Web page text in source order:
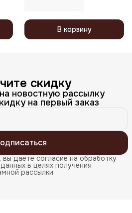
В корзину
скидку
новостную рассылку
на первый заказ
даете согласие на обработку
в целях получения
рассылки